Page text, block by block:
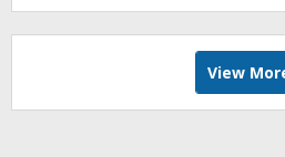
Surabaya
View